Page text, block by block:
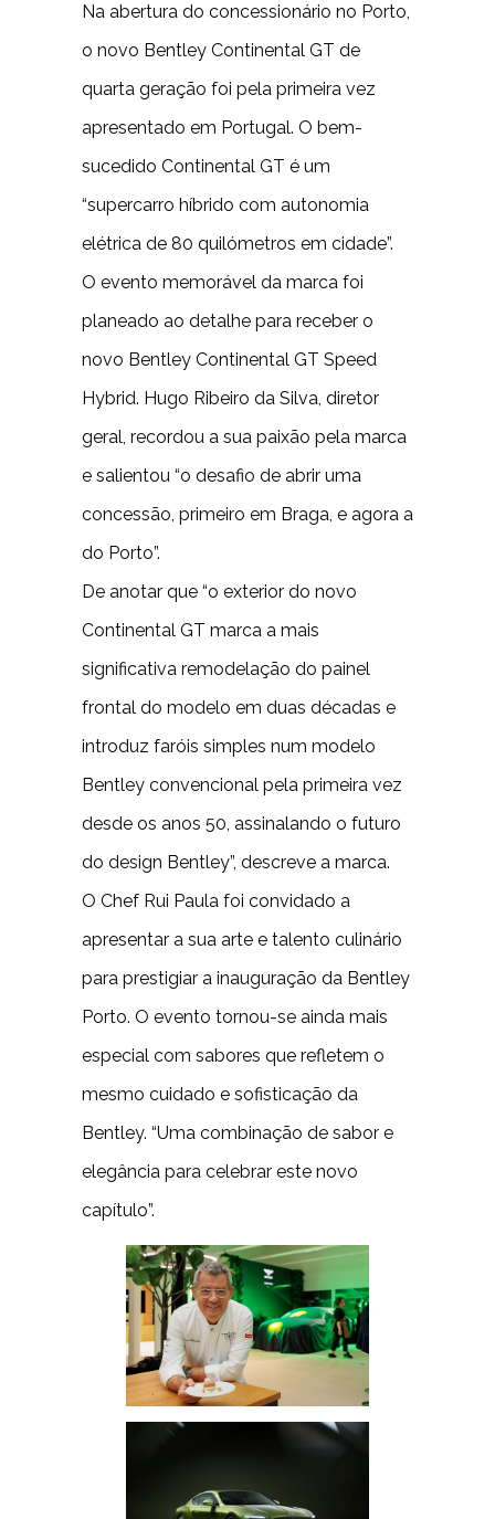
Na abertura do concessionário no Porto,
o novo Bentley Continental GT de
quarta geração foi pela primeira vez
apresentado em Portugal. O bem-
sucedido Continental GT é um
“supercarro híbrido com autonomia
elétrica de 80 quilómetros em cidade”.
O evento memorável da marca foi
planeado ao detalhe para receber o
novo Bentley Continental GT Speed
Hybrid. Hugo Ribeiro da Silva, diretor
geral, recordou a sua paixão pela marca
e salientou “o desafio de abrir uma
concessão, primeiro em Braga, e agora a
do Porto”.
De anotar que “o exterior do novo
Continental GT marca a mais
significativa remodelação do painel
frontal do modelo em duas décadas e
introduz faróis simples num modelo
Bentley convencional pela primeira vez
desde os anos 50, assinalando o futuro
do design Bentley”, descreve a marca.
O Chef Rui Paula foi convidado a
apresentar a sua arte e talento culinário
para prestigiar a inauguração da Bentley
Porto. O evento tornou-se ainda mais
especial com sabores que refletem o
mesmo cuidado e sofisticação da
Bentley. “Uma combinação de sabor e
elegância para celebrar este novo
capítulo”.